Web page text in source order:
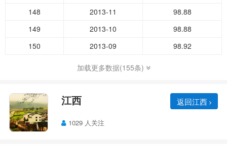
148
2013-11
98.88
149
2013-10
98.88
150
2013-09 98.92
加载更多数据(155条)
江西 返回江西
1029 人关注